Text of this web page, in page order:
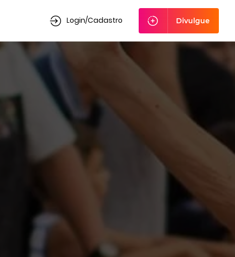
Login/Cadastro Divulgue